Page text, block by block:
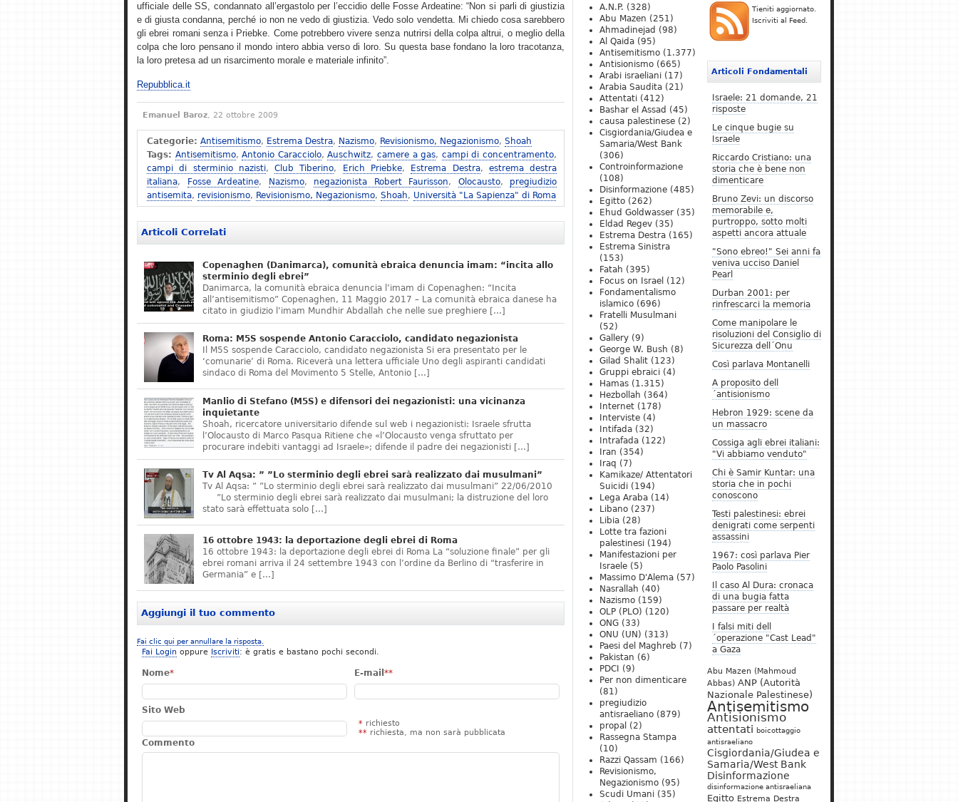
ufficiale delle SS, condannato all’ergastolo per l’eccidio delle Fosse Ardeatine: “Non si parli di giustizia
e di giusta condanna, perché io non ne vedo di giustizia. Vedo solo vendetta. Mi chiedo cosa sarebbero
gli ebrei romani senza i Priebke. Come potrebbero vivere senza nutrirsi della colpa altrui, o meglio della
colpa che loro pensano il mondo intero abbia verso di loro. Su questa base fondano la loro tracotanza,
la loro pretesa ad un risarcimento morale e materiale infinito”.
Repubblica.it
Emanuel Baroz, 22 ottobre 2009
Categorie: Antisemitismo, Estrema Destra, Nazismo, Revisionismo, Negazionismo, Shoah
Tags: Antisemitismo,Antonio Caracciolo,Auschwitz,camere a gas, campi di concentramento,
campi di sterminio nazisti,Club Tiberino, Erich Priebke, Estrema Destra, estrema destra
italiana, Fosse Ardeatine, Nazismo, negazionista Robert Faurisson, Olocausto, pregiudizio
antisemita, revisionismo, Revisionismo, Negazionismo, Shoah, Università "La Sapienza" di Roma
Articoli Correlati
Copenaghen (Danimarca), comunità ebraica denuncia imam: “incita allo
sterminio degli ebrei”
Danimarca, la comunità ebraica denuncia l’imam di Copenaghen: “Incita
all’antisemitismo” Copenaghen, 11 Maggio 2017 – La comunità ebraica danese ha
citato in giudizio l’imam Mundhir Abdallah che nelle sue preghiere […]
Roma: M5S sospende Antonio Caracciolo, candidato negazionista
Il M5S sospende Caracciolo, candidato negazionista Si era presentato per le
‘comunarie’ di Roma. Riceverà una lettera ufficiale Uno degli aspiranti candidati
sindaco di Roma del Movimento 5 Stelle, Antonio […]
Manlio di Stefano (M5S) e difensori dei negazionisti: una vicinanza
inquietante
Shoah, ricercatore universitario difende sul web i negazionisti: Israele sfrutta
l’Olocausto di Marco Pasqua Ritiene che «l’Olocausto venga sfruttato per
procurare indebiti vantaggi ad Israele»; difende il padre dei negazionisti […]
Tv Al Aqsa: ” ”Lo sterminio degli ebrei sarà realizzato dai musulmani”
Tv Al Aqsa: ” ”Lo sterminio degli ebrei sarà realizzato dai musulmani” 22/06/2010
”Lo sterminio degli ebrei sarà realizzato dai musulmani; la distruzione del loro
stato sarà effettuata solo […]
16 ottobre 1943: la deportazione degli ebrei di Roma
16 ottobre 1943: la deportazione degli ebrei di Roma La “soluzione finale” per gli
ebrei romani arriva il 24 settembre 1943 con l’ordine da Berlino di “trasferire in
Germania” e […]
Aggiungi il tuo commento
Fai clic qui per annullare la risposta.
Fai Login oppure Iscriviti: è gratis e bastano pochi secondi.
Nome* E-mail **
Sito Web
* richiesto
** richiesta, ma non sarà pubblicata
Commento
Tieniti aggiornato.
Iscriviti al Feed.
Articoli Fondamentali
Israele: 21 domande, 21
risposte
Le cinque bugie su
Israele
Riccardo Cristiano: una
storia che è bene non
dimenticare
Bruno Zevi: un discorso
memorabile e,
purtroppo, sotto molti
aspetti ancora attuale
"Sono ebreo!" Sei anni fa
veniva ucciso Daniel
Pearl
Durban 2001: per
rinfrescarci la memoria
Come manipolare le
risoluzioni del Consiglio di
Sicurezza dell´Onu
Così parlava Montanelli
A proposito dell
´antisionismo
Hebron 1929: scene da
un massacro
Cossiga agli ebrei italiani:
"Vi abbiamo venduto"
Chi è Samir Kuntar: una
storia che in pochi
conoscono
Testi palestinesi: ebrei
denigrati come serpenti
assassini
1967: così parlava Pier
Paolo Pasolini
Il caso Al Dura: cronaca
di una bugia fatta
passare per realtà
I falsi miti dell
´operazione "Cast Lead"
a Gaza
Abu Mazen (Mahmoud
Abbas) ANP (Autorità
Nazionale Palestinese)
Antisemitismo
Antisionismo
attentati boicottaggio
antisraeliano
Cisgiordania/Giudea e
Samaria/West Bank
Disinformazione
disinformazione antisraeliana
Egitto Estrema Destra
A.N.P. (328)
Abu Mazen (251)
Ahmadinejad (98)
Al Qaida (95)
Antisemitismo (1.377)
Antisionismo (665)
Arabi israeliani (17)
Arabia Saudita (21)
Attentati (412)
Bashar el Assad (45)
causa palestinese (2)
Cisgiordania/Giudea e
Samaria/West Bank
(306)
Controinformazione
(108)
Disinformazione (485)
Egitto (262)
Ehud Goldwasser (35)
Eldad Regev (35)
Estrema Destra (165)
Estrema Sinistra
(153)
Fatah (395)
Focus on Israel (12)
Fondamentalismo
islamico (696)
Fratelli Musulmani
(52)
Gallery (9)
George W. Bush (8)
Gilad Shalit (123)
Gruppi ebraici (4)
Hamas (1.315)
Hezbollah (364)
Internet (178)
Interviste (4)
Intifada (32)
Intrafada (122)
Iran (354)
Iraq (7)
Kamikaze/ Attentatori
Suicidi (194)
Lega Araba (14)
Libano (237)
Libia (28)
Lotte tra fazioni
palestinesi (194)
Manifestazioni per
Israele (5)
Massimo D'Alema (57)
Nasrallah (40)
Nazismo (159)
OLP (PLO) (120)
ONG (33)
ONU (UN) (313)
Paesi del Maghreb (7)
Pakistan (6)
PDCI
(9)
Per non dimenticare
(81)
pregiudizio
antisraeliano (879)
propal (2)
Rassegna Stampa
(10)
Razzi Qassam (166)
Revisionismo,
Negazionismo (95)
Scudi Umani (35)